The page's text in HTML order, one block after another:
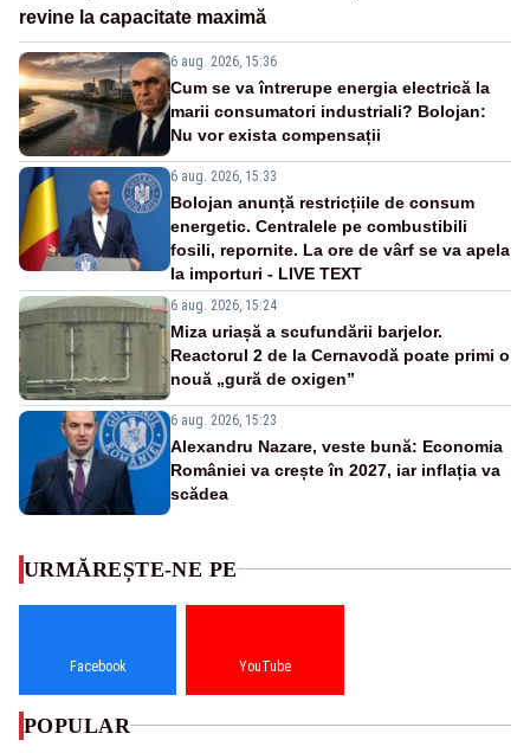
revine la capacitate maximă
6 aug. 2026, 15:36
Cum se va întrerupe energia electrică la
marii consumatori industriali? Bolojan:
Nu vor exista compensații
6 aug. 2026, 15:33
Bolojan anunță restricțiile de consum
energetic. Centralele pe combustibili
fosili, repornite. La ore de vârf se va apela
la importuri - LIVE TEXT
6 aug. 2026, 15:24
Miza uriașă a scufundării barjelor.
Reactorul 2 de la Cernavodă poate primi o
nouă „gură de oxigen”
6 aug. 2026, 15:23
Alexandru Nazare, veste bună: Economia
României va crește în 2027, iar inflația va
scădea
URMĂREȘTE-NE PE
Facebook YouTube
POPULAR